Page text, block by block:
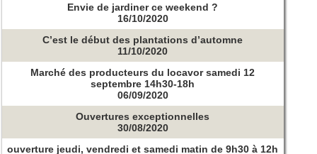
Envie de jardiner ce weekend ?
16/10/2020
C’est le début des plantations d’automne
11/10/2020
Marché des producteurs du locavor samedi 12
septembre 14h30-18h
06/09/2020
Ouvertures exceptionnelles
30/08/2020
ouverture jeudi, vendredi et samedi matin de 9h30 à 12h